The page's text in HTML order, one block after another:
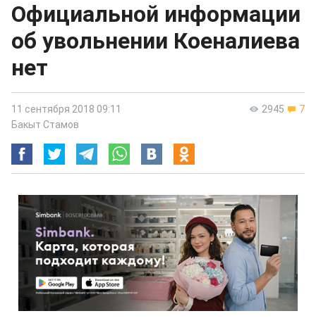
Официальной информации
об увольнении Коеналиева
нет
2945 7
11 сентября 2018 09:11
Бакыт Стамов